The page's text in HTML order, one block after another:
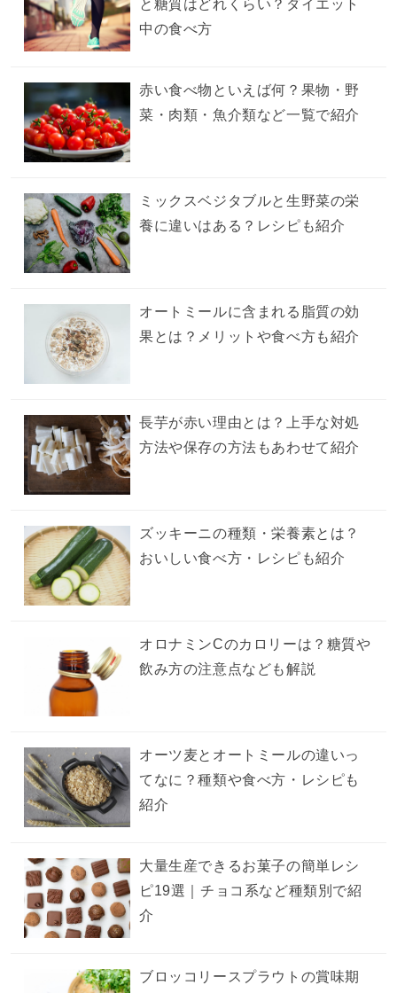
と糖質はどれくらい？ダイエット
中の食べ方
赤い食べ物といえば何？果物・野
菜・肉類・魚介類など一覧で紹介
ミックスベジタブルと生野菜の栄
養に違いはある？レシピも紹介
オートミールに含まれる脂質の効
果とは？メリットや食べ方も紹介
長芋が赤い理由とは？上手な対処
方法や保存の方法もあわせて紹介
ズッキーニの種類・栄養素とは？
おいしい食べ方・レシピも紹介
オロナミンCのカロリーは？糖質や
飲み方の注意点なども解説
オーツ麦とオートミールの違いっ
てなに？種類や食べ方・レシピも
紹介
大量生産できるお菓子の簡単レシ
ピ19選｜チョコ系など種類別で紹
介
ブロッコリースプラウトの賞味期